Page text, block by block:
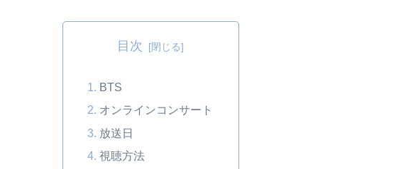
目次
BTS
オンラインコンサート
放送日
視聴方法